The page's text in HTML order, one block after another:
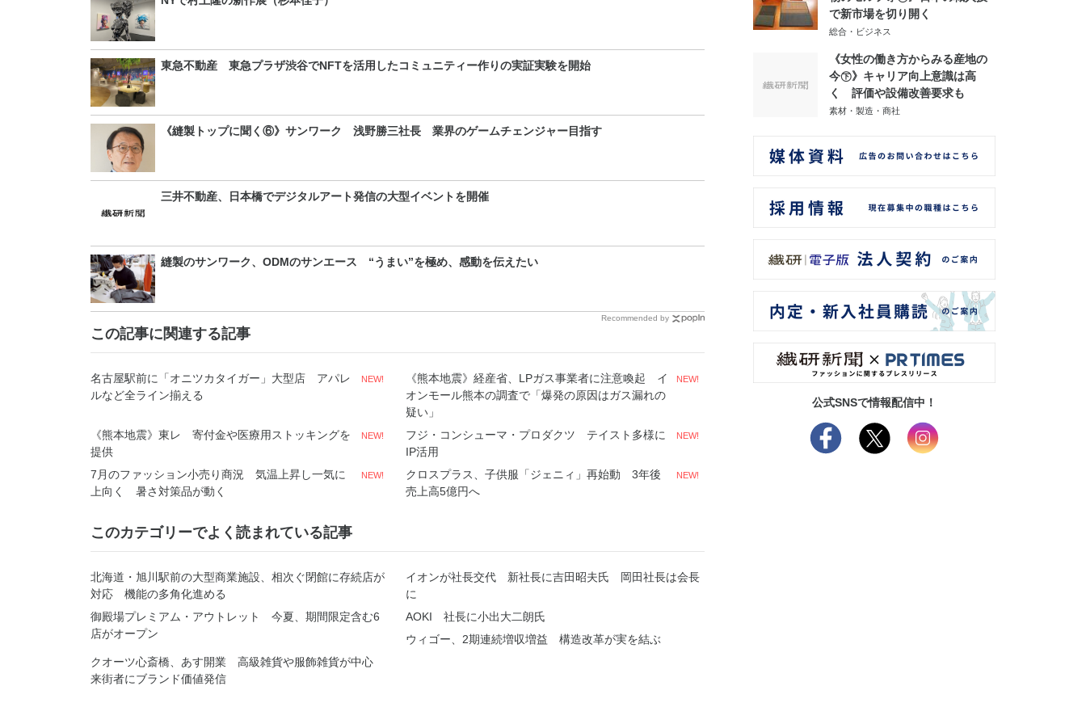
東急不動産 東急プラザ渋谷でNFTを活用したコミュニティー作りの実証実験を開始
《縫製トップに聞く⑥》サンワーク 浅野勝三社長 業界のゲームチェンジャー目指す
三井不動産、日本橋でデジタルアート発信の大型イベントを開催
縫製のサンワーク、ODMのサンエース “うまい”を極め、感動を伝えたい
Recommended by
この記事に関連する記事
名古屋駅前に「オニツカタイガー」大型店 アパレ
ルなど全ライン揃える
NEW!
《熊本地震》経産省、LPガス事業者に注意喚起 イ
オンモール熊本の調査で「爆発の原因はガス漏れの
疑い」
NEW!
《熊本地震》東レ 寄付金や医療用ストッキングを
提供
NEW!
フジ・コンシューマ・プロダクツ テイスト多様に
IP活用
NEW!
7月のファッション小売り商況 気温上昇し一気に
上向く 暑さ対策品が動く
NEW!
クロスプラス、子供服「ジェニィ」再始動 3年後
売上高5億円へ
NEW!
このカテゴリーでよく読まれている記事
北海道・旭川駅前の大型商業施設、相次ぐ閉館に存続店が
対応 機能の多角化進める
イオンが社長交代 新社長に吉田昭夫氏 岡田社長は会長
に
御殿場プレミアム・アウトレット 今夏、期間限定含む6
店がオープン
AOKI 社長に小出大二朗氏
ウィゴー、2期連続増収増益 構造改革が実を結ぶ
クオーツ心斎橋、あす開業 高級雑貨や服飾雑貨が中心
来街者にブランド価値発信
で新市場を切り開く
総合・ビジネス
《女性の働き方からみる産地の
今㊦》キャリア向上意識は高
く 評価や設備改善要求も
素材・製造・商社
公式SNSで情報配信中！